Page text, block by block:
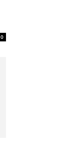
0